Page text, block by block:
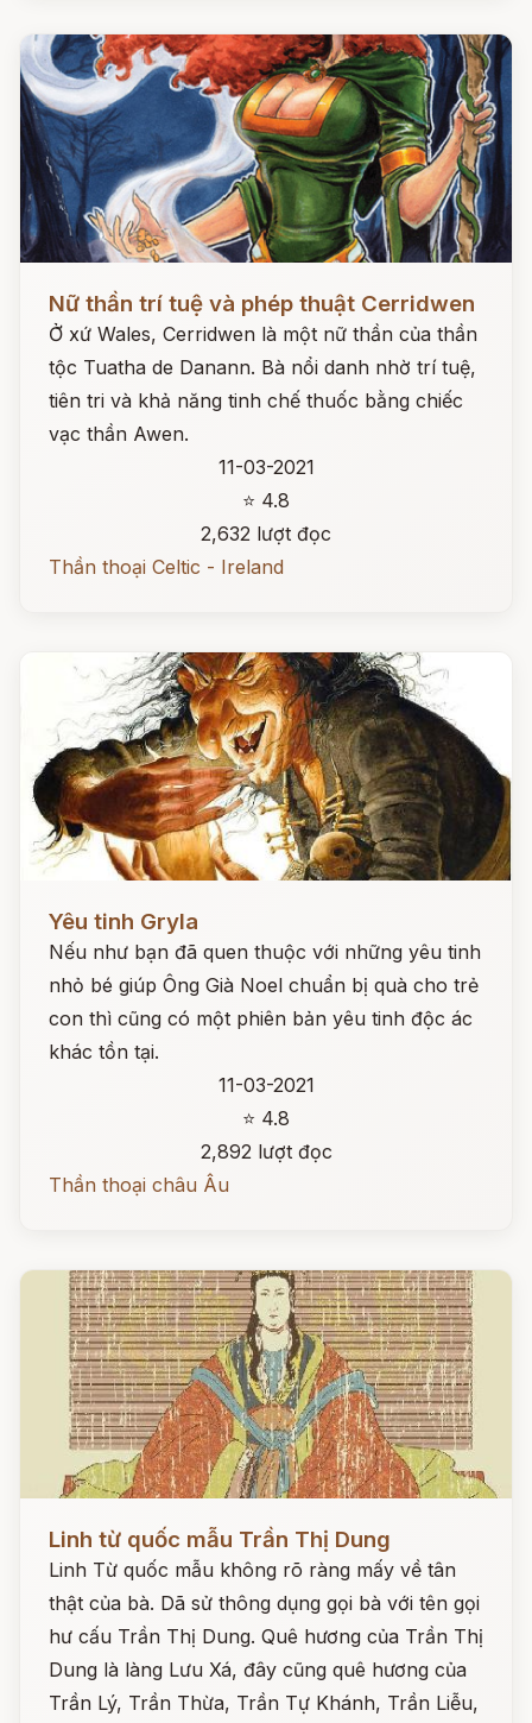
Nữ thần trí tuệ và phép thuật Cerridwen
Ở xứ Wales, Cerridwen là một nữ thần của thần
tộc Tuatha de Danann. Bà nổi danh nhờ trí tuệ,
tiên tri và khả năng tinh chế thuốc bằng chiếc
vạc thần Awen.
11-03-2021
⭐ 4.8
2,632 lượt đọc
Thần thoại Celtic - Ireland
Yêu tinh Gryla
Nếu như bạn đã quen thuộc với những yêu tinh
nhỏ bé giúp Ông Già Noel chuẩn bị quà cho trẻ
con thì cũng có một phiên bản yêu tinh độc ác
khác tồn tại.
11-03-2021
⭐ 4.8
2,892 lượt đọc
Thần thoại châu Âu
Linh từ quốc mẫu Trần Thị Dung
Linh Từ quốc mẫu không rõ ràng mấy về tân
thật của bà. Dã sử thông dụng gọi bà với tên gọi
hư cấu Trần Thị Dung. Quê hương của Trần Thị
Dung là làng Lưu Xá, đây cũng quê hương của
Trần Lý, Trần Thừa, Trần Tự Khánh, Trần Liễu,